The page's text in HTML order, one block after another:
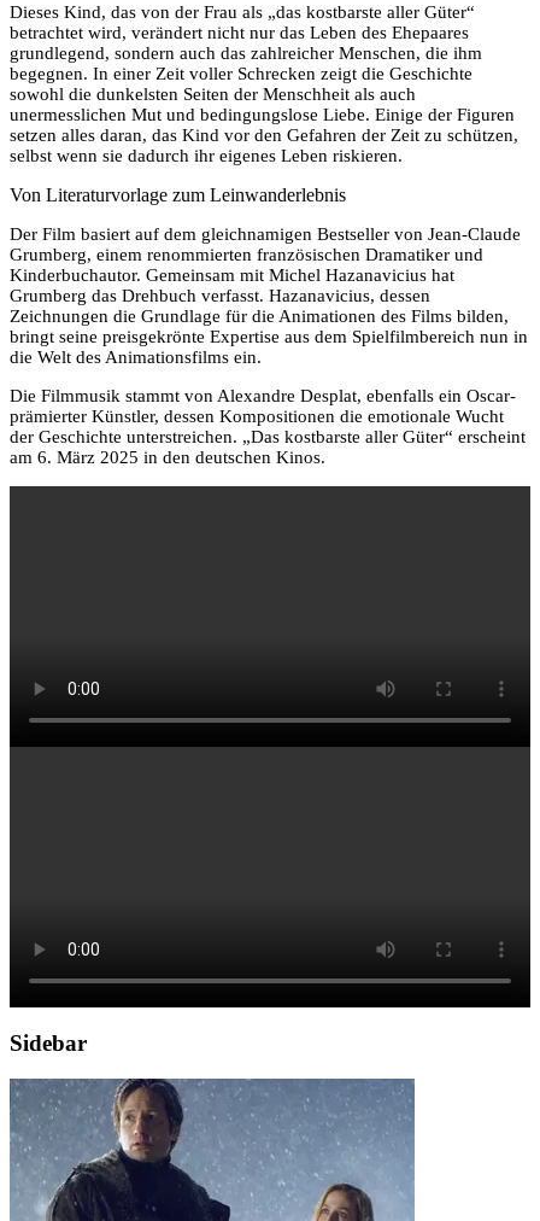
Dieses Kind, das von der Frau als „das kostbarste aller Güter“
betrachtet wird, verändert nicht nur das Leben des Ehepaares
grundlegend, sondern auch das zahlreicher Menschen, die ihm
begegnen. In einer Zeit voller Schrecken zeigt die Geschichte
sowohl die dunkelsten Seiten der Menschheit als auch
unermesslichen Mut und bedingungslose Liebe. Einige der Figuren
setzen alles daran, das Kind vor den Gefahren der Zeit zu schützen,
selbst wenn sie dadurch ihr eigenes Leben riskieren.
Von Literaturvorlage zum Leinwanderlebnis
Der Film basiert auf dem gleichnamigen Bestseller von Jean-Claude
Grumberg, einem renommierten französischen Dramatiker und
Kinderbuchautor. Gemeinsam mit Michel Hazanavicius hat
Grumberg das Drehbuch verfasst. Hazanavicius, dessen
Zeichnungen die Grundlage für die Animationen des Films bilden,
bringt seine preisgekrönte Expertise aus dem Spielfilmbereich nun in
die Welt des Animationsfilms ein.
Die Filmmusik stammt von Alexandre Desplat, ebenfalls ein Oscar-
prämierter Künstler, dessen Kompositionen die emotionale Wucht
der Geschichte unterstreichen. „Das kostbarste aller Güter“ erscheint
am 6. März 2025 in den deutschen Kinos.
Sidebar